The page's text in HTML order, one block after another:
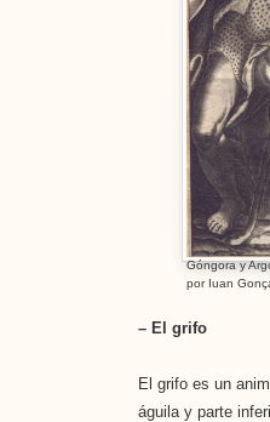
Góngora y
por Iuan
– El grifo
El grifo es un
águila y parte